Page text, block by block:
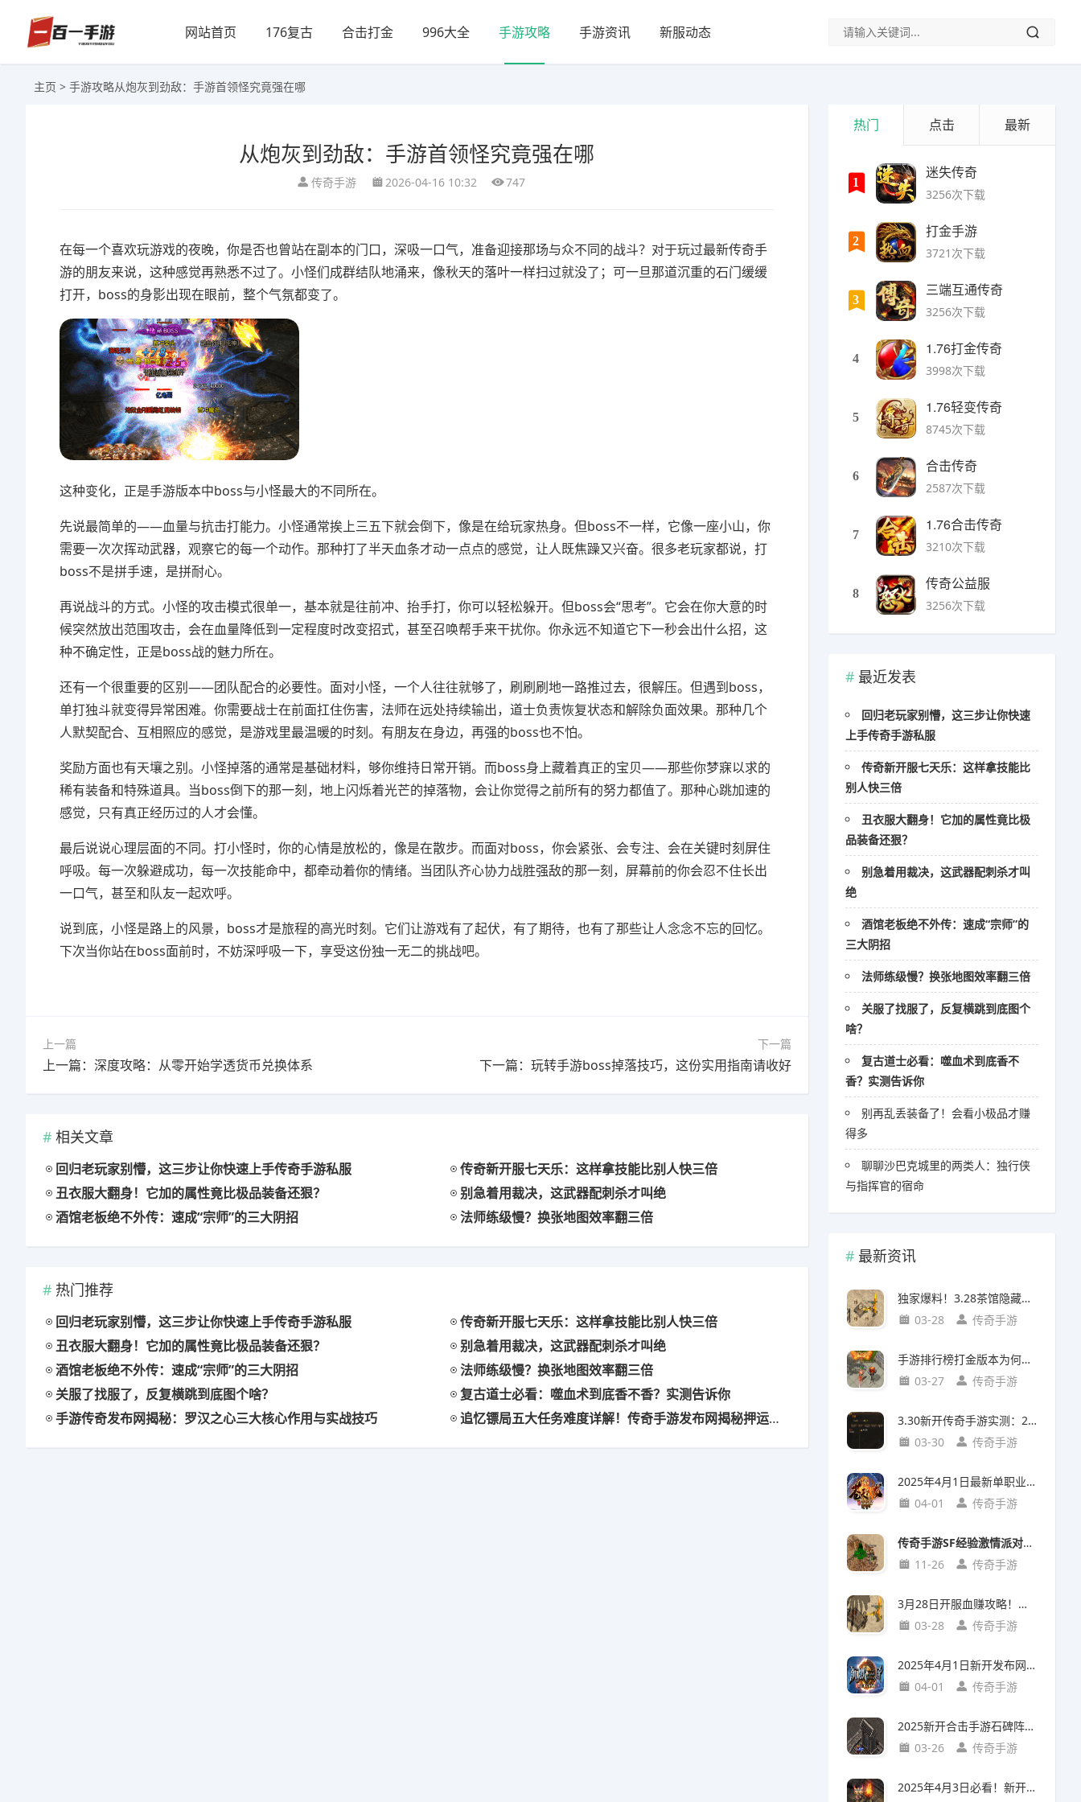
网站首页 176复古 合击打金 996大全 手游攻略 手游资讯 新服动态
主页 > 手游攻略从炮灰到劲敌：手游首领怪究竟强在哪
从炮灰到劲敌：手游首领怪究竟强在哪
传奇手游 2026-04-16 10:32 747
在每一个喜欢玩游戏的夜晚，你是否也曾站在副本的门口，深吸一口气，准备迎接那场与众不同的战斗？对于玩过最新传奇手
游的朋友来说，这种感觉再熟悉不过了。小怪们成群结队地涌来，像秋天的落叶一样扫过就没了；可一旦那道沉重的石门缓缓
打开，boss的身影出现在眼前，整个气氛都变了。
这种变化，正是手游版本中boss与小怪最大的不同所在。
先说最简单的——血量与抗击打能力。小怪通常挨上三五下就会倒下，像是在给玩家热身。但boss不一样，它像一座小山，你
需要一次次挥动武器，观察它的每一个动作。那种打了半天血条才动一点点的感觉，让人既焦躁又兴奋。很多老玩家都说，打
boss不是拼手速，是拼耐心。
再说战斗的方式。小怪的攻击模式很单一，基本就是往前冲、抬手打，你可以轻松躲开。但boss会“思考”。它会在你大意的时
候突然放出范围攻击，会在血量降低到一定程度时改变招式，甚至召唤帮手来干扰你。你永远不知道它下一秒会出什么招，这
种不确定性，正是boss战的魅力所在。
还有一个很重要的区别——团队配合的必要性。面对小怪，一个人往往就够了，刷刷刷地一路推过去，很解压。但遇到boss，
单打独斗就变得异常困难。你需要战士在前面扛住伤害，法师在远处持续输出，道士负责恢复状态和解除负面效果。那种几个
人默契配合、互相照应的感觉，是游戏里最温暖的时刻。有朋友在身边，再强的boss也不怕。
奖励方面也有天壤之别。小怪掉落的通常是基础材料，够你维持日常开销。而boss身上藏着真正的宝贝——那些你梦寐以求的
稀有装备和特殊道具。当boss倒下的那一刻，地上闪烁着光芒的掉落物，会让你觉得之前所有的努力都值了。那种心跳加速的
感觉，只有真正经历过的人才会懂。
最后说说心理层面的不同。打小怪时，你的心情是放松的，像是在散步。而面对boss，你会紧张、会专注、会在关键时刻屏住
呼吸。每一次躲避成功，每一次技能命中，都牵动着你的情绪。当团队齐心协力战胜强敌的那一刻，屏幕前的你会忍不住长出
一口气，甚至和队友一起欢呼。
说到底，小怪是路上的风景，boss才是旅程的高光时刻。它们让游戏有了起伏，有了期待，也有了那些让人念念不忘的回忆。
下次当你站在boss面前时，不妨深呼吸一下，享受这份独一无二的挑战吧。
上一篇
上一篇：深度攻略：从零开始学透货币兑换体系
下一篇
下一篇：玩转手游boss掉落技巧，这份实用指南请收好
相关文章
回归老玩家别懵，这三步让你快速上手传奇手游私服
传奇新开服七天乐：这样拿技能比别人快三倍
丑衣服大翻身！它加的属性竟比极品装备还狠？
别急着用裁决，这武器配刺杀才叫绝
酒馆老板绝不外传：速成“宗师”的三大阴招
法师练级慢？换张地图效率翻三倍
热门推荐
回归老玩家别懵，这三步让你快速上手传奇手游私服
传奇新开服七天乐：这样拿技能比别人快三倍
丑衣服大翻身！它加的属性竟比极品装备还狠？
别急着用裁决，这武器配刺杀才叫绝
酒馆老板绝不外传：速成“宗师”的三大阴招
法师练级慢？换张地图效率翻三倍
关服了找服了，反复横跳到底图个啥？
复古道士必看：噬血术到底香不香？实测告诉你
手游传奇发布网揭秘：罗汉之心三大核心作用与实战技巧
追忆镖局五大任务难度详解！传奇手游发布网揭秘押运技巧
热门 点击 最新
1
迷失传奇
3256次下载
2
打金手游
3721次下载
3
三端互通传奇
3256次下载
4
1.76打金传奇
3998次下载
5
1.76轻变传奇
8745次下载
6
合击传奇
2587次下载
7
1.76合击传奇
3210次下载
8
传奇公益服
3256次下载
最近发表
回归老玩家别懵，这三步让你快速
上手传奇手游私服
传奇新开服七天乐：这样拿技能比
别人快三倍
丑衣服大翻身！它加的属性竟比极
品装备还狠？
别急着用裁决，这武器配刺杀才叫
绝
酒馆老板绝不外传：速成“宗师”的
三大阴招
法师练级慢？换张地图效率翻三倍
关服了找服了，反复横跳到底图个
啥？
复古道士必看：噬血术到底香不
香？实测告诉你
别再乱丢装备了！会看小极品才赚
得多
聊聊沙巴克城里的两类人：独行侠
与指挥官的宿命
最新资讯
独家爆料！3.28茶馆隐藏任务出8阶装（附坐标/对话/强化指南）
03-28
传奇手游
手游排行榜打金版本为何爆火？玩家真实需求与版本价值解析
03-27
传奇手游
3.30新开传奇手游实测：20级入帮派必做任务攻略
03-30
传奇手游
2025年4月1日最新单职业传奇手游《苍天火龙》20级法师地图攻略！
04-01
传奇手游
传奇手游SF经验激情派对参加门槛解析：入门攻略+亮点玩法
11-26
传奇手游
3月28日开服血赚攻略！手游新开服中草药店隐藏任务，首日炼丹赚20万铜币
03-28
传奇手游
2025年4月1日新开发布网首发！《沉默三金》手游实测：三小时从萌新到沙城主
04-01
传奇手游
2025新开合击手游石碑阵通关攻略：五大必备条件实测解析
03-26
传奇手游
2025年4月3日必看！新开复古传奇烤火全解：你以为只是回血？